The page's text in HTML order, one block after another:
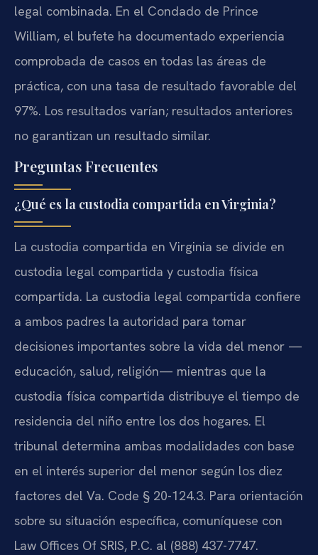
legal combinada. En el Condado de Prince
William, el bufete ha documentado experiencia
comprobada de casos en todas las áreas de
práctica, con una tasa de resultado favorable del
97%. Los resultados varían; resultados anteriores
no garantizan un resultado similar.
Preguntas Frecuentes
¿Qué es la custodia compartida en Virginia?
La custodia compartida en Virginia se divide en
custodia legal compartida y custodia física
compartida. La custodia legal compartida confiere
a ambos padres la autoridad para tomar
decisiones importantes sobre la vida del menor —
educación, salud, religión— mientras que la
custodia física compartida distribuye el tiempo de
residencia del niño entre los dos hogares. El
tribunal determina ambas modalidades con base
en el interés superior del menor según los diez
factores del Va. Code § 20-124.3. Para orientación
sobre su situación específica, comuníquese con
Law Offices Of SRIS, P.C. al (888) 437-7747.